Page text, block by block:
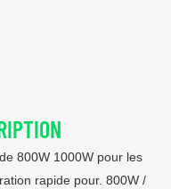
800W 1000W pour les
rapide pour. 800W /